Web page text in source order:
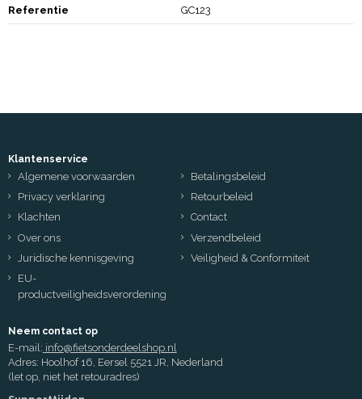
Referentie GC123
Klantenservice
Algemene voorwaarden
Betalingsbeleid
Privacy verklaring
Retourbeleid
Klachten
Contact
Over ons
Verzendbeleid
Juridische kennisgeving
Veiligheid & Conformiteit
EU-
productveiligheidsverordening
Neem contact op
E-mail: info@fietsonderdeelshop.nl
Adres: Hoolhof 16, Eersel 5521 JR, Nederland
(let op, niet het retouradres)